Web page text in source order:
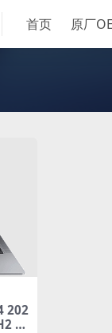
首页 原厂
202
家